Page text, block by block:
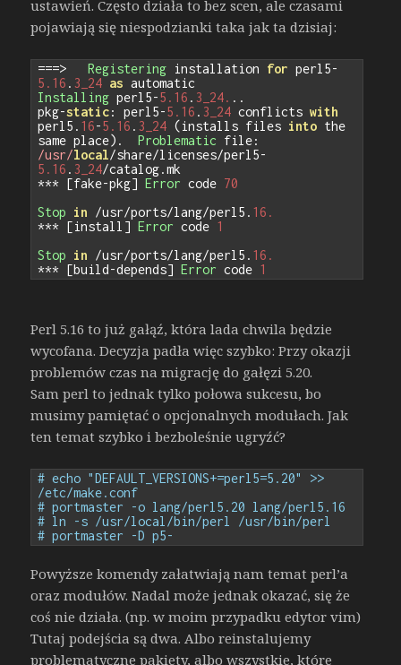
ustawień. Często działa to bez scen, ale czasami
pojawiają się niespodzianki taka jak ta dzisiaj:
===> Registering installation for perl5-
5.16 . 3_24 as
Installing perl5-5.16 . 3_24. ..
pkg-static: perl5-5.16 . 3_24 conflicts with
perl5 . 16-5.16 . 3_24 (installs files into the
same place). Problematic file:
/usr/local/share/licenses/perl5-
5.16 . 3_24/catalog.
*** [fake-pkg] Error code 70
Stop in /usr/ports/lang/perl5 . 16.
*** [install ] Error code 1
Stop in /usr/ports/lang/perl5 . 16.
*** [build-depends] Error code 1
Perl 5.16 to już gałąź, która lada chwila będzie
wycofana. Decyzja padła więc szybko: Przy okazji
problemów czas na migrację do gałęzi 5.20.
Sam perl to jednak tylko połowa sukcesu, bo
musimy pamiętać o opcjonalnych modułach. Jak
ten temat szybko i bezboleśnie ugryźć?
# echo "DEFAULT_VERSIONS+=perl5=5.20" >>
/etc/make.conf
# portmaster -o lang/perl5.20 lang/perl5.16
# ln -s /usr/local/bin/perl /usr/bin/perl
# portmaster -D p5-
Powyższe komendy załatwiają nam temat perl’a
oraz modułów. Nadal może jednak okazać, się że
coś nie działa. (np. w moim przypadku edytor vim)
Tutaj podejścia są dwa. Albo reinstalujemy
problematyczne pakiety, albo wszystkie, które